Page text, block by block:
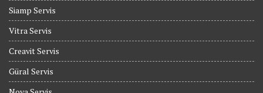
Siamp Servis
Vitra Servis
Creavit Servis
Güral Servis